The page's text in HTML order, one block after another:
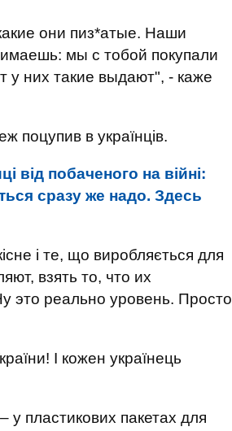
они пиз*атые. Наши
мы с тобой покупали
у них такие выдают", - каже
поцупив в українців.
від побаченого на війні:
сразу же надо. Здесь
і те, що виробляється для
взять то, что их
это реально уровень. Просто
І кожен українець
у пластикових пакетах для